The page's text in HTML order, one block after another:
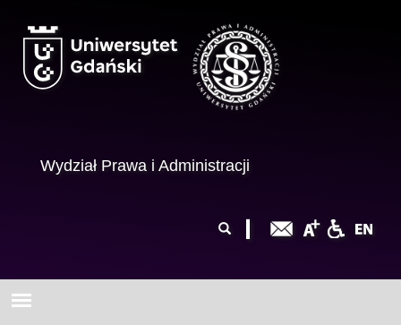
Wydział Prawa i Administracji
wyszukiwania